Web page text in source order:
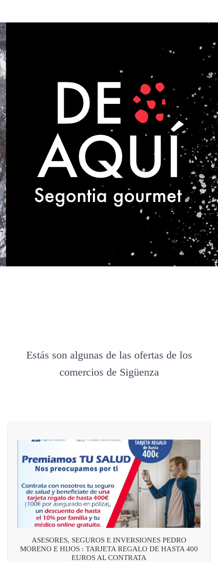
Estás son algunas de las ofertas de los
comercios de Sigüenza
ASESORES, SEGUROS E INVERSIONES PEDRO
MORENO E HIJOS : TARJETA REGALO DE HASTA 400
EUROS AL CONTRATA